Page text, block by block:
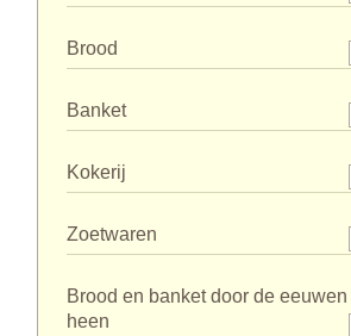
Brood
Banket
Kokerij
Zoetwaren
Brood en banket door de eeuwen
heen